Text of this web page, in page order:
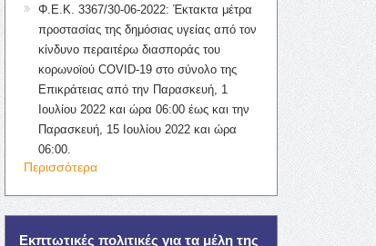
Φ.Ε.Κ. 3367/30-06-2022: Έκτακτα μέτρα
προστασίας της δημόσιας υγείας από τον
κίνδυνο περαιτέρω διασποράς του
κορωνοϊού COVID-19 στο σύνολο της
Επικράτειας από την Παρασκευή, 1
Ιουλίου 2022 και ώρα 06:00 έως και την
Παρασκευή, 15 Ιουλίου 2022 και ώρα
06:00.
Περισσότερα
Εκπτωτικές πολιτικές για τα μέλη της